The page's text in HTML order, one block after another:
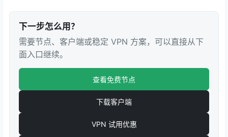
下一步怎么用？
需要节点、客户端或稳定 VPN 方案，可以直接从下
面入口继续。
查看免费节点
下载客户端
VPN 试用优惠